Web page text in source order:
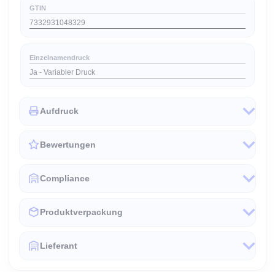
GTIN
7332931048329
Einzelnamendruck
Ja - Variabler Druck
Aufdruck
Bewertungen
Compliance
Produktverpackung
Lieferant